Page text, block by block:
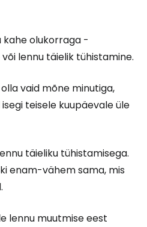
kahe olukorraga -
lennu täielik tühistamine.
vaid mõne minutiga,
teisele kuupäevale üle
täieliku tühistamisega.
enam-vähem sama, mis
lennu muutmise eest